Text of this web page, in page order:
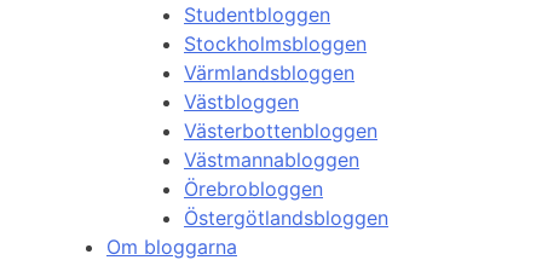
Studentbloggen
Stockholmsbloggen
Värmlandsbloggen
Västbloggen
Västerbottenbloggen
Västmannabloggen
Örebrobloggen
Östergötlandsbloggen
Om bloggarna